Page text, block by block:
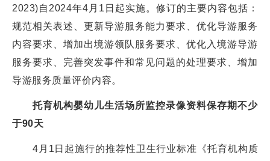
2023)自2024年4月1日起实施。修订的主要内容包括：
规范相关表述、更新导游服务能力要求、优化导游服务
内容要求、增加出境游领队服务要求、优化入境游导游
服务要求、完善突发事件和常见问题的处理要求、增加
导游服务质量评价内容。
托育机构婴幼儿生活场所监控录像资料保存期不少
于90天
4月1日起施行的推荐性卫生行业标准《托育机构质